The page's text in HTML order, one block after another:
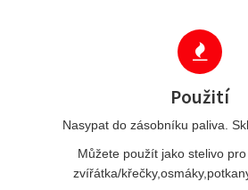
Použití
Nasypat do zásobníku paliva.
Můžete použít jako stelivo
zvířátka/